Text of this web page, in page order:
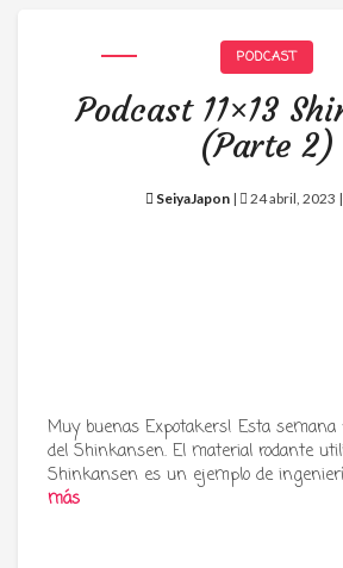
PODCAST
Podcast 11×13
(Parte 2)
SeiyaJapon| 24 abril, 2023 |
Muy buenas Expotakers! Esta
del Shinkansen. El material rodante
Shinkansen es un ejemplo de
más